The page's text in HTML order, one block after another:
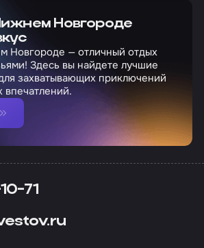
Новгороде
Новгороде — отличный отдых
Здесь вы найдете лучшие
захватывающих приключений
впечатлений.
71